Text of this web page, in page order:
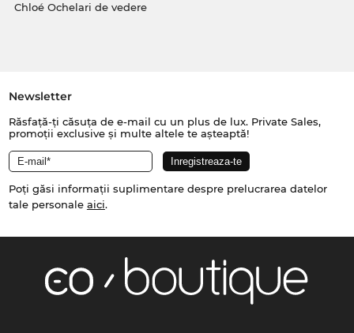
Chloé Ochelari de vedere
Newsletter
Răsfață-ți căsuța de e-mail cu un plus de lux. Private Sales,
promoții exclusive și multe altele te așteaptă!
Poți găsi informații suplimentare despre prelucrarea datelor
tale personale aici.